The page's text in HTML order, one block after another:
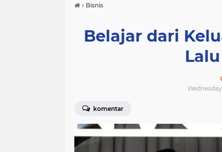
› Bisnis
Belajar dari
komentar